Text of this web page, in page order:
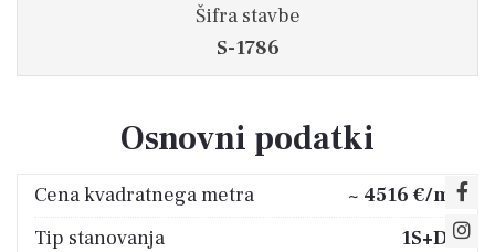
Šifra stavbe
S-1786
Osnovni podatki
Cena kvadratnega metra ~ 4516 €/m 2
Tip stanovanja
1S+DB